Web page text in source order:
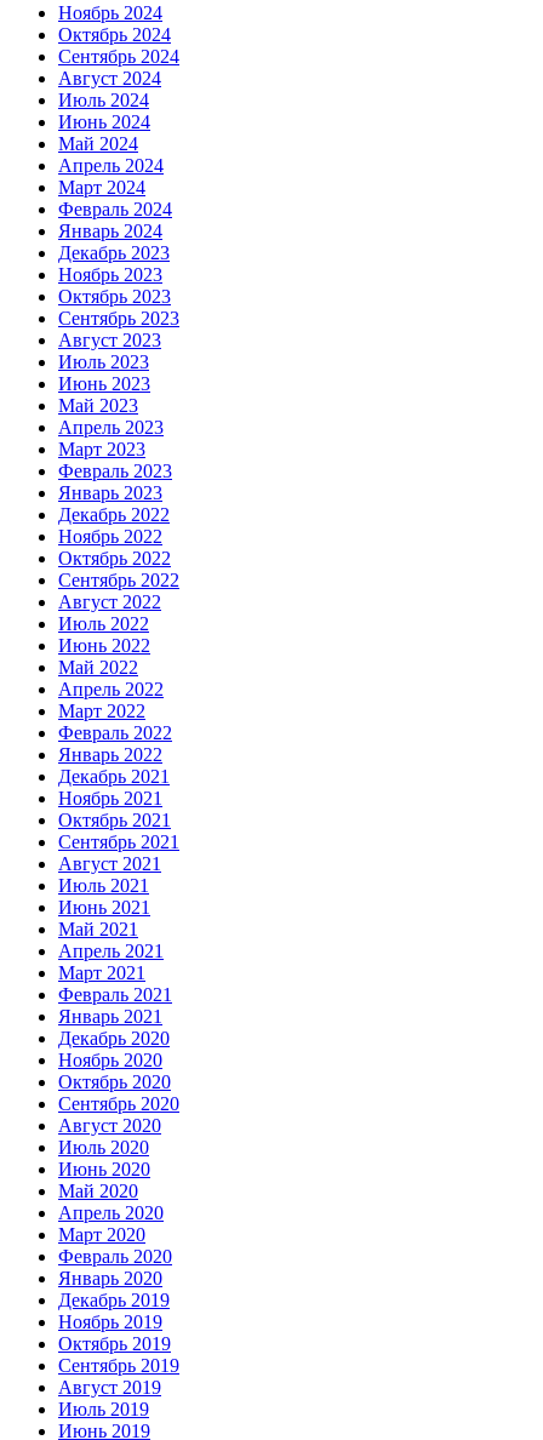
Ноябрь 2024
Октябрь 2024
Сентябрь 2024
Август 2024
Июль 2024
Июнь 2024
Май 2024
Апрель 2024
Март 2024
Февраль 2024
Январь 2024
Декабрь 2023
Ноябрь 2023
Октябрь 2023
Сентябрь 2023
Август 2023
Июль 2023
Июнь 2023
Май 2023
Апрель 2023
Март 2023
Февраль 2023
Январь 2023
Декабрь 2022
Ноябрь 2022
Октябрь 2022
Сентябрь 2022
Август 2022
Июль 2022
Июнь 2022
Май 2022
Апрель 2022
Март 2022
Февраль 2022
Январь 2022
Декабрь 2021
Ноябрь 2021
Октябрь 2021
Сентябрь 2021
Август 2021
Июль 2021
Июнь 2021
Май 2021
Апрель 2021
Март 2021
Февраль 2021
Январь 2021
Декабрь 2020
Ноябрь 2020
Октябрь 2020
Сентябрь 2020
Август 2020
Июль 2020
Июнь 2020
Май 2020
Апрель 2020
Март 2020
Февраль 2020
Январь 2020
Декабрь 2019
Ноябрь 2019
Октябрь 2019
Сентябрь 2019
Август 2019
Июль 2019
Июнь 2019